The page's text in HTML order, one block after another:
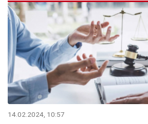
14.02.2024, 10:57